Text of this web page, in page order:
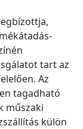
tart az
Az
tagadható
műszaki
külön